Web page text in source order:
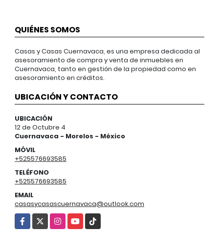
QUIÉNES SOMOS
Casas y Casas Cuernavaca, es una empresa dedicada al
asesoramiento de compra y venta de inmuebles en
Cuernavaca, tanto en gestión de la propiedad como en
asesoramiento en créditos.
UBICACIÓN Y CONTACTO
UBICACIÓN
12 de Octubre 4
Cuernavaca - Morelos - México
MÓVIL
+525576693585
TELÉFONO
+525576693585
EMAIL
casasycasascuernavaca@outlook.com
Facebook
X Instagram
YouTube
TikTok